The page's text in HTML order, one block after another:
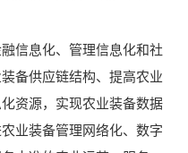
信息化、管理信息化和社
备供应链结构、提高农业
资源，实现农业装备数据
业装备管理网络化、数字